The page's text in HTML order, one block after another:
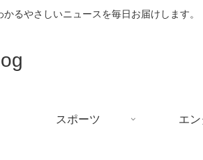
るやさしいニュースを毎日お届けします。
スポーツ エン